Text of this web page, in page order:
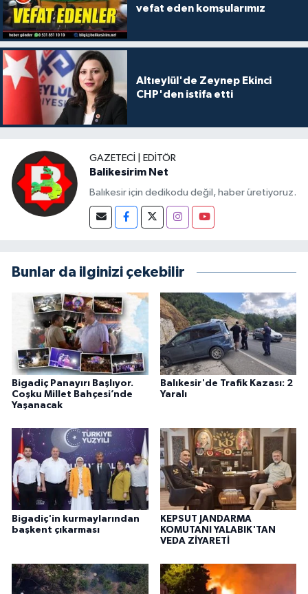
vefat eden komşularımız
Altıeylül'de Zeynep Ekinci
CHP'den istifa etti
GAZETECI | EDITÖR
Balikesirim Net
Balıkesir için dedikodu değil, haber üretiyoruz.
Bunlar da ilginizi çekebilir
Bigadiç Panayırı Başlıyor.
Coşku Millet Bahçesi’nde
Yaşanacak
Balıkesir'de Trafik Kazası: 2
Yaralı
Bigadiç'in kurmaylarından
başkent çıkarması
KEPSUT JANDARMA
KOMUTANI YALABIK'TAN
VEDA ZİYARETİ